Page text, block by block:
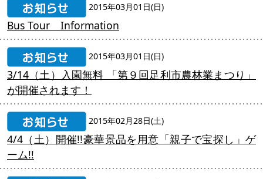
2015年03月01日(日)
Bus Tour Information
2015年03月01日(日)
3/14（土）入園無料 「第９回足利市農林業まつり」
が開催されます！
2015年02月28日(土)
4/4（土）開催!!豪華景品を用意「親子で宝探し」ゲ
ーム!!